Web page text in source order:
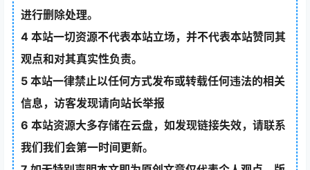
进行删除处理。
4本站一切资源不代表本站立场，并不代表本站赞同其
观点和对其真实性负责。
5本站一律禁止以任何方式发布或转载任何违法的相关
信息，访客发现请向站长举报
6 本站资源大多存储在云盘，如发现链接失效，请联系
我们我们会第一时间更新。